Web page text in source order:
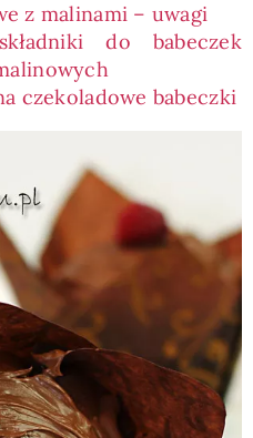
z malinami – uwagi
do babeczek
czekoladowe babeczki